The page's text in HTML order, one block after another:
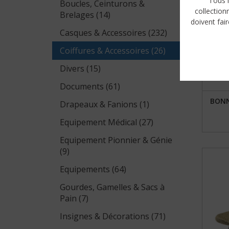
Boucles, Ceinturons &
Brelages (14)
Casques & Accessoires (232)
Coiffures & Accessoires (26)
Divers (15)
Documents (61)
Drapeaux & Fanions (1)
Equipement Médical (27)
Equipement Pionnier & Génie
(9)
Equipements (64)
Gourdes, Gamelles & Sacs à
Pain (7)
Insignes & Décorations (71)
doivent